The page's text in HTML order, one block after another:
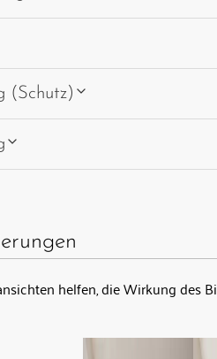
(Schutz)
helfen, die Wirkung des